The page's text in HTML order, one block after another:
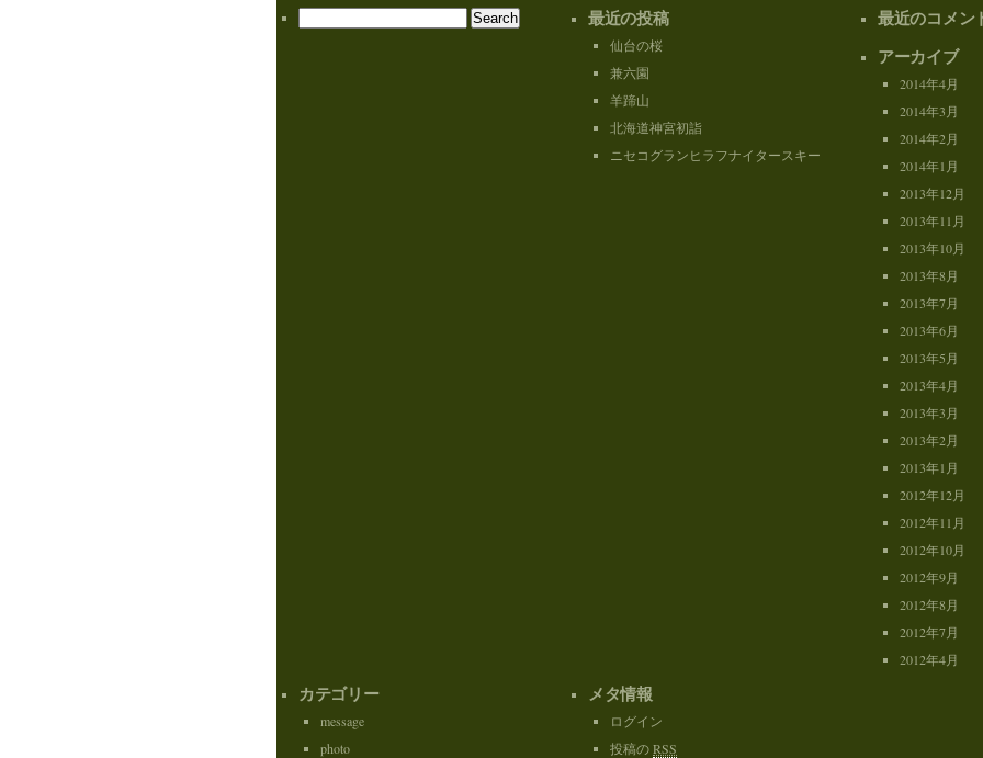
最近の投稿
仙台の桜
兼六園
羊蹄山
北海道神宮初詣
ニセコグランヒラフナイタースキー
最近のコメン
アーカイブ
2014年4月
2014年3月
2014年2月
2014年1月
2013年12月
2013年11月
2013年10月
2013年8月
2013年7月
2013年6月
2013年5月
2013年4月
2013年3月
2013年2月
2013年1月
2012年12月
2012年11月
2012年10月
2012年9月
2012年8月
2012年7月
2012年4月
カテゴリー
message
photo
メタ情報
ログイン
投稿のRSS